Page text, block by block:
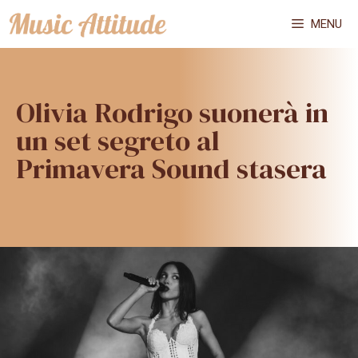
Vai
al
MENU
Olivia Rodrigo suonerà in
un set segreto al
Primavera Sound stasera